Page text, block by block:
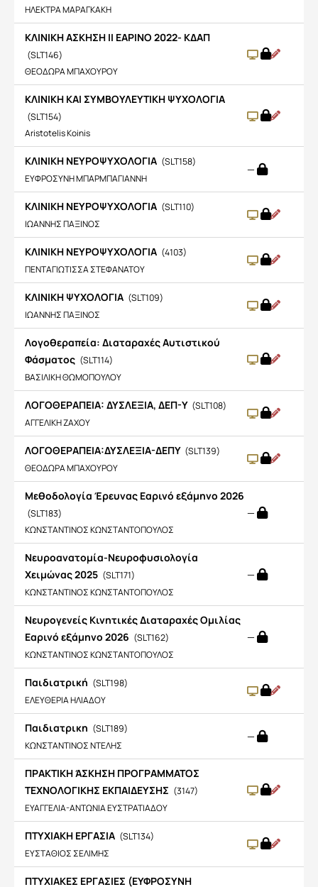
ΗΛΕΚΤΡΑ ΜΑΡΑΓΚΑΚΗ
ΚΛΙΝΙΚΗ ΑΣΚΗΣΗ ΙΙ ΕΑΡΙΝΟ 2022- ΚΔΑΠ
(SLT146)
ΘΕΟΔΩΡΑ ΜΠΑΧΟΥΡΟΥ
ΚΛΙΝΙΚΗ ΚΑΙ ΣΥΜΒΟΥΛΕΥΤΙΚΗ ΨΥΧΟΛΟΓΙΑ
(SLT154)
Aristotelis Koinis
ΚΛΙΝΙΚΗ ΝΕΥΡΟΨΥΧΟΛΟΓΙΑ (SLT158)
ΕΥΦΡΟΣΥΝΗ ΜΠΑΡΜΠΑΓΙΑΝΝΗ
—
ΚΛΙΝΙΚΗ ΝΕΥΡΟΨΥΧΟΛΟΓΙΑ (SLT110)
ΙΩΑΝΝΗΣ ΠΑΞΙΝΟΣ
ΚΛΙΝΙΚΗ ΝΕΥΡΟΨΥΧΟΛΟΓΙΑ (4103)
ΠΕΝΤΑΓΙΩΤΙΣΣΑ ΣΤΕΦΑΝΑΤΟΥ
ΚΛΙΝΙΚΗ ΨΥΧΟΛΟΓΙΑ (SLT109)
ΙΩΑΝΝΗΣ ΠΑΞΙΝΟΣ
Λογοθεραπεία: Διαταραχές Αυτιστικού
Φάσματος (SLT114)
ΒΑΣΙΛΙΚΗ ΘΩΜΟΠΟΥΛΟΥ
ΛΟΓΟΘΕΡΑΠΕΙΑ: ΔΥΣΛΕΞΙΑ, ΔΕΠ-Υ (SLT108)
ΑΓΓΕΛΙΚΗ ΖΑΧΟΥ
ΛΟΓΟΘΕΡΑΠΕΙΑ:ΔΥΣΛΕΞΙΑ-ΔΕΠΥ (SLT139)
ΘΕΟΔΩΡΑ ΜΠΑΧΟΥΡΟΥ
Μεθοδολογία Έρευνας Εαρινό εξάμηνο 2026
(SLT183)
ΚΩΝΣΤΑΝΤΙΝΟΣ ΚΩΝΣΤΑΝΤΟΠΟΥΛΟΣ
—
Νευροανατομία-Νευροφυσιολογία
Χειμώνας 2025 (SLT171)
ΚΩΝΣΤΑΝΤΙΝΟΣ ΚΩΝΣΤΑΝΤΟΠΟΥΛΟΣ
—
Νευρογενείς Κινητικές Διαταραχές Ομιλίας
Εαρινό εξάμηνο 2026 (SLT162)
ΚΩΝΣΤΑΝΤΙΝΟΣ ΚΩΝΣΤΑΝΤΟΠΟΥΛΟΣ
—
Παιδιατρική (SLT198)
ΕΛΕΥΘΕΡΙΑ ΗΛΙΑΔΟΥ
Παιδιατρικη (SLT189)
ΚΩΝΣΤΑΝΤΙΝΟΣ ΝΤΕΛΗΣ
—
ΠΡΑΚΤΙΚΗ ΆΣΚΗΣΗ ΠΡΟΓΡΑΜΜΑΤΟΣ
ΤΕΧΝΟΛΟΓΙΚΗΣ ΕΚΠΑΙΔΕΥΣΗΣ (3147)
ΕΥΑΓΓΕΛΙΑ-ΑΝΤΩΝΙΑ ΕΥΣΤΡΑΤΙΑΔΟΥ
ΠΤΥΧΙΑΚH ΕΡΓΑΣΙA (SLT134)
ΕΥΣΤΑΘΙΟΣ ΣΕΛΙΜΗΣ
ΠΤΥΧΙΑΚΕΣ ΕΡΓΑΣΙΕΣ (ΕΥΦΡΟΣΥΝΗ